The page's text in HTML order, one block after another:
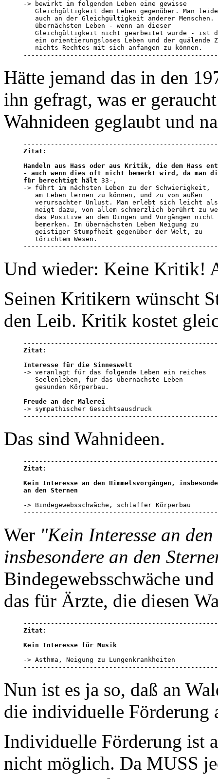
-> bewirkt im folgenden Leben eine gewisse
Gleichgültigkeit dem Leben gegenüber. Man
auch an der Gleichgültigkeit anderer
   übernächsten Leben - wenn an dieser
Gleichgültigkeit nicht gearbeitet wurde - ist
ein orientierungsloses Leben und der quälende
   nichts Rechtes mit sich anfangen zu können.
Hätte jemand das in den
ihn gefragt, was er
Wahnideen geglaubt und
Zitat:
Handeln aus Hass oder aus Kritik, die dem Hass
- auch wenn dies oft nicht bemerkt wird, da man
für berechtigt hält 33-,
-> führt im nächsten Leben zu der Schwierigkeit,
   am Leben lernen zu können, und zu von außen
verursachter Unlust. Man erlebt sich leicht
neigt dazu, von allem schmerzlich berührt zu
das Positive an den Dingen und Vorgängen
   bemerken. Im übernächsten Leben Neigung zu
   geistiger Stumpfheit gegenüber der Welt, zu
   törichtem Wesen.
Und wieder: Keine Kritik!
Seinen Kritikern wünscht
den Leib. Kritik kostet
Zitat:
Interesse für die Sinneswelt
-> veranlagt für das folgende Leben ein reiches
   Seelenleben, für das übernächste Leben
   gesunden Körperbau.
Freude an der Malerei
-> sympathischer Gesichtsausdruck
Das sind Wahnideen.
Zitat:
Kein Interesse an den Himmelsvorgängen,
an den Sternen
-> Bindegewebsschwäche, schlaffer Körperbau
Wer "Kein Interesse an
insbesondere an den
Bindegewebsschwäche
das für Ärzte, die diesen
Zitat:
Kein Interesse für Musik
-> Asthma, Neigung zu Lungenkrankheiten
Nun ist es ja so, daß an
die individuelle Förderung
Individuelle Förderung ist
nicht möglich. Da MUSS